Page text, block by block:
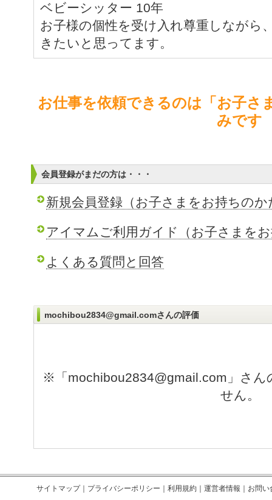
ベビーシッター 10年
お子様の個性を受け入れ尊重しながら
きたいと思ってます。
お仕事を依頼できるのは「お子さ
みです
会員登録がまだの方は・・・
新規会員登録（お子さまをお持ちのか
アイマムご利用ガイド（お子さまを
よくある質問と回答
mochibou2834@gmail.comさんの評価
※「mochibou2834@gmail.com」さ
せん。
サイトマップ｜ プライバシーポリシー 利用規約 運営者情報 お問い